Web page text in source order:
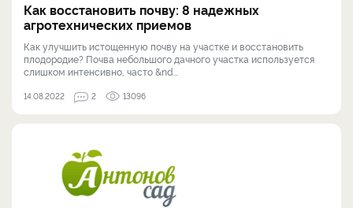
Как восстановить почву: 8 надежных
агротехнических приемов
Как улучшить истощенную почву на участке и восстановить
плодородие? Почва небольшого дачного участка используется
слишком интенсивно, часто &nd...
14.08.2022 2 13096